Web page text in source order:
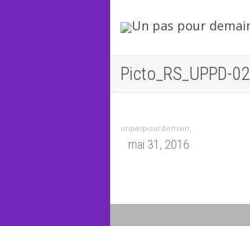
Picto_RS_UPPD-02
unpaspourdemain,
mai 31, 2016